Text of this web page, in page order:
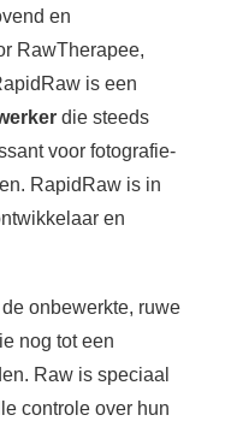
en
RawTherapee,
is een
die steeds
voor fotografie-
RapidRaw is in
en
onbewerkte, ruwe
nog tot een
Raw is speciaal
controle over hun